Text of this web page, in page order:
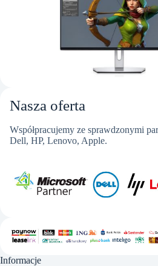
Nasza oferta
Współpracujemy ze sprawdzonymi
Dell, HP, Lenovo, Apple.
Informacje